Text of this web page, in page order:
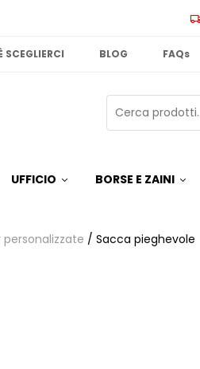
SCEGLIERCI BLOG FAQs
UFFICIO BORSE E ZAINI
personalizzate / Sacca pieghevole